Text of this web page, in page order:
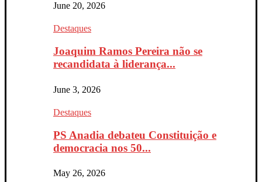
June 20, 2026
Destaques
Joaquim Ramos Pereira não se
recandidata à liderança...
June 3, 2026
Destaques
PS Anadia debateu Constituição e
democracia nos 50...
May 26, 2026